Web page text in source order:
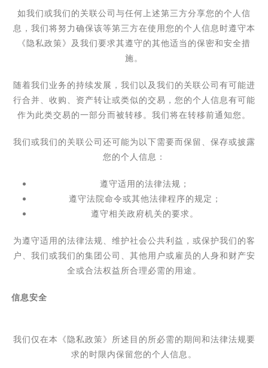
如我们或我们的关联公司与任何上述第三方分享您的个人信
息，我们将努力确保该等第三方在使用您的个人信息时遵守本
《隐私政策》及我们要求其遵守的其他适当的保密和安全措
施。
随着我们业务的持续发展，我们以及我们的关联公司有可能进
行合并、收购、资产转让或类似的交易，您的个人信息有可能
作为此类交易的一部分而被转移。我们将在转移前通知您。
我们或我们的关联公司还可能为以下需要而保留、保存或披露
您的个人信息：
遵守适用的法律法规；
遵守法院命令或其他法律程序的规定；
遵守相关政府机关的要求。
为遵守适用的法律法规、维护社会公共利益，或保护我们的客
户、我们或我们的集团公司、其他用户或雇员的人身和财产安
全或合法权益所合理必需的用途。
信息安全
我们仅在本《隐私政策》所述目的所必需的期间和法律法规要
求的时限内保留您的个人信息。